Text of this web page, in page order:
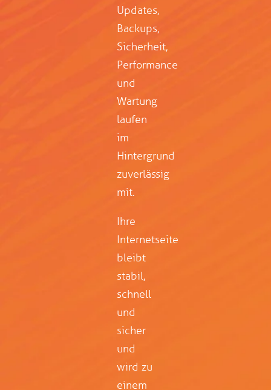
Updates,
Backups,
Sicherheit,
Performance
und
Wartung
laufen
im
Hintergrund
zuverlässig
mit.
Ihre
Internetseite
bleibt
stabil,
schnell
und
sicher
und
wird zu
einem